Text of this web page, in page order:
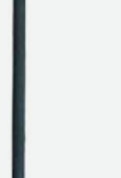
чтобы